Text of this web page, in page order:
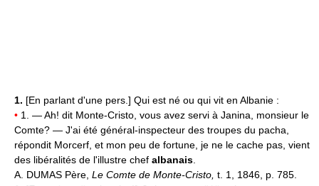
1. [En parlant d'une pers.] Qui est né ou qui vit en Albanie :
• 1. — Ah! dit Monte-Cristo, vous avez servi à Janina, monsieur le
Comte? — J'ai été général-inspecteur des troupes du pacha,
répondit Morcerf, et mon peu de fortune, je ne le cache pas, vient
des libéralités de l'illustre chef albanais
A. DUMAS Père, Le Comte de Monte-Cristo, t. 1, 1846, p. 785.